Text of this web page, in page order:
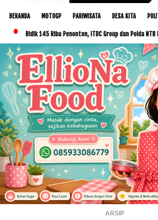
BERANDA MOTOGP PARIWISATA DESA KITA
Bidik 145 Ribu Penonton, ITDC Group dan Polda NTB
ARSIP